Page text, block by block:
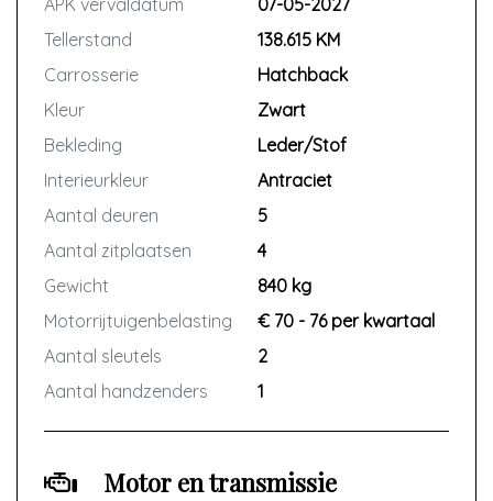
APK vervaldatum
07-05-2027
Tellerstand
138.615 KM
Carrosserie
Hatchback
Kleur
Zwart
Bekleding
Leder/Stof
Interieurkleur
Antraciet
Aantal deuren
5
Aantal zitplaatsen
4
Gewicht
840 kg
Motorrijtuigenbelasting
€ 70 - 76 per kwartaal
Aantal sleutels
2
Aantal handzenders
1
Motor en transmissie